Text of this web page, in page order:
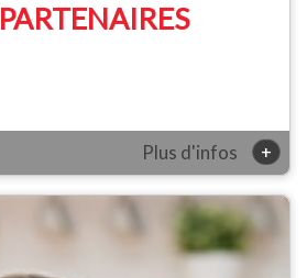
PARTENAIRES
Plus d'infos +